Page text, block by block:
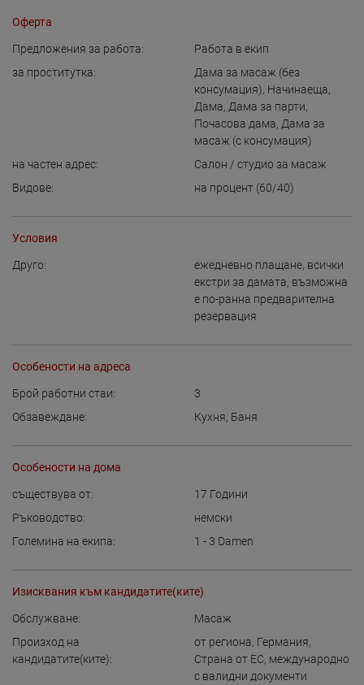
Оферта
Предложения за работа:
Работа в екип
за проститутка:
Дама за масаж (без
консумация), Начинаеща,
Дама, Дама за парти,
Почасова дама, Дама за
масаж (с консумация)
на частен адрес:
Салон / студио за масаж
Видове:
на процент (60/40)
Условия
Друго: ежедневно плащане, всички
екстри за дамата, възможна
е по-ранна предварителна
резервация
Особености на адреса
Брой работни стаи:
3
Обзавеждане:
Кухня, Баня
Особености на дома
съществува от: 17 Години
Ръководство:
немски
Големина на екипа:
1 - 3 Damen
Изисквания към кандидатите(ките)
Обслужване:
Масаж
Произход на
кандидатите(ките):
от региона, Германия,
Страна от ЕС, международно
с валидни документи